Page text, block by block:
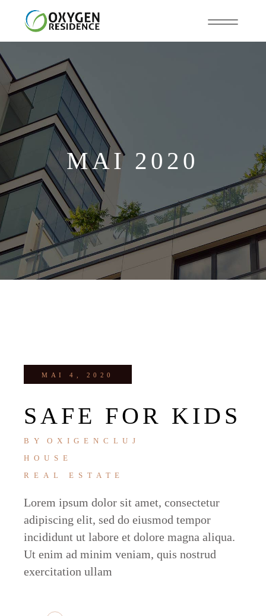
MAI 2020
MAI 4, 2020
SAFE FOR KIDS
BY
OXIGENCLUJ
HOUSE
REAL ESTATE
Lorem ipsum dolor sit amet, consectetur
adipiscing elit, sed do eiusmod tempor
incididunt ut labore et dolore magna aliqua.
Ut enim ad minim veniam, quis nostrud
exercitation ullam